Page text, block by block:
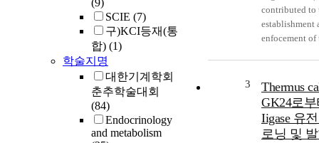
(9)
SCIE (7)
구)KCI등재(통
합) (1)
학술지명
대한기계학회
춘추학술대회
(84)
Endocrinology
and metabolism
contributed to
establishment
enfocement of
many
social
Philadelphia
3
Thermus
GK24로
Iigase 유
로닝 및